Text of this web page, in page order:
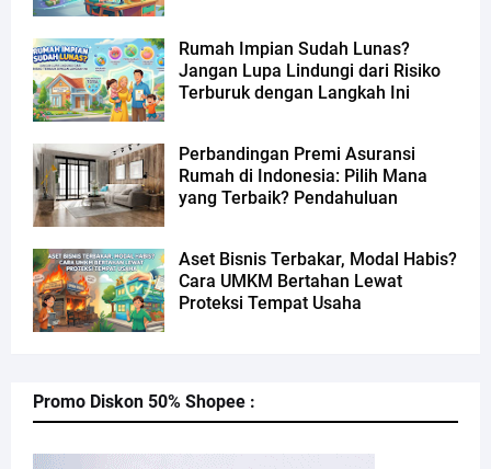
Rumah Impian Sudah Lunas?
Jangan Lupa Lindungi dari Risiko
Terburuk dengan Langkah Ini
Perbandingan Premi Asuransi
Rumah di Indonesia: Pilih Mana
yang Terbaik? Pendahuluan
Aset Bisnis Terbakar, Modal Habis?
Cara UMKM Bertahan Lewat
Proteksi Tempat Usaha
Promo Diskon 50% Shopee :